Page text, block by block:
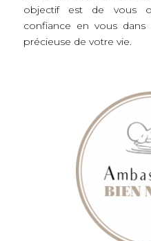
objectif est de vous
confiance en vous
précieuse de votre vie.